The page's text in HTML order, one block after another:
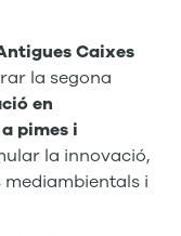
Caixes
la segona
en
pimes i
la innovació,
i